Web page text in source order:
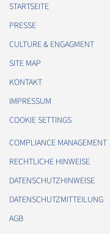
STARTSEITE
PRESSE
CULTURE & ENGAGMENT
SITE MAP
KONTAKT
IMPRESSUM
COOKIE SETTINGS
COMPLIANCE MANAGEMENT
RECHTLICHE HINWEISE
DATENSCHUTZHINWEISE
DATENSCHUTZMITTEILUNG
AGB